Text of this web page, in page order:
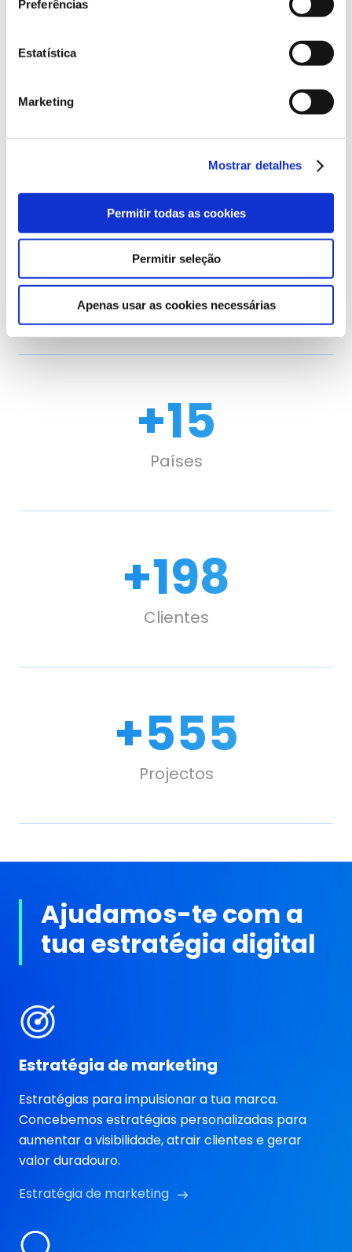
Preferências
Estatística
Marketing
Mostrar detalhes
Permitir todas as cookies
Permitir seleção
Apenas usar as cookies necessárias
Prémios de experiência de parceiros
Experiência de
desenvolvimento
30
+
Profissionais
15
+
Países
240
+
Clientes
670
+
Projectos
Ajudamos-te com a
tua estratégia digital
Estratégia de marketing
Estratégias para impulsionar a tua marca.
Concebemos estratégias personalizadas para
aumentar a visibilidade, atrair clientes e gerar
valor duradouro.
Estratégia de marketing